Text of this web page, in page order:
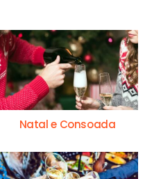
Natal e Consoada